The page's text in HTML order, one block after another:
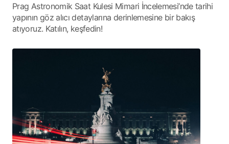
Prag Astronomik Saat Kulesi Mimari İncelemesi’nde tarihi
yapının göz alıcı detaylarına derinlemesine bir bakış
atıyoruz. Katılın, keşfedin!